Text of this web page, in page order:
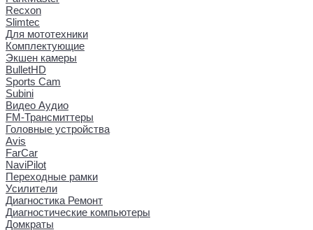
Recxon
Slimtec
Для мототехники
Комплектующие
Экшен камеры
BulletHD
Sports Cam
Subini
Видео Аудио
FM-Трансмиттеры
Головные устройства
Avis
FarCar
NaviPilot
Переходные рамки
Усилители
Диагностика Ремонт
Диагностические компьютеры
Домкраты